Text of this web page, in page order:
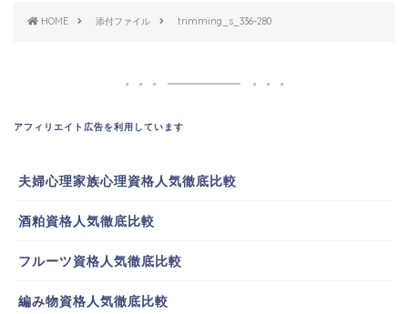
HOME 添付ファイル trimming_s_336-280
アフィリエイト広告を利用しています
夫婦心理家族心理資格人気徹底比較
酒粕資格人気徹底比較
フルーツ資格人気徹底比較
編み物資格人気徹底比較